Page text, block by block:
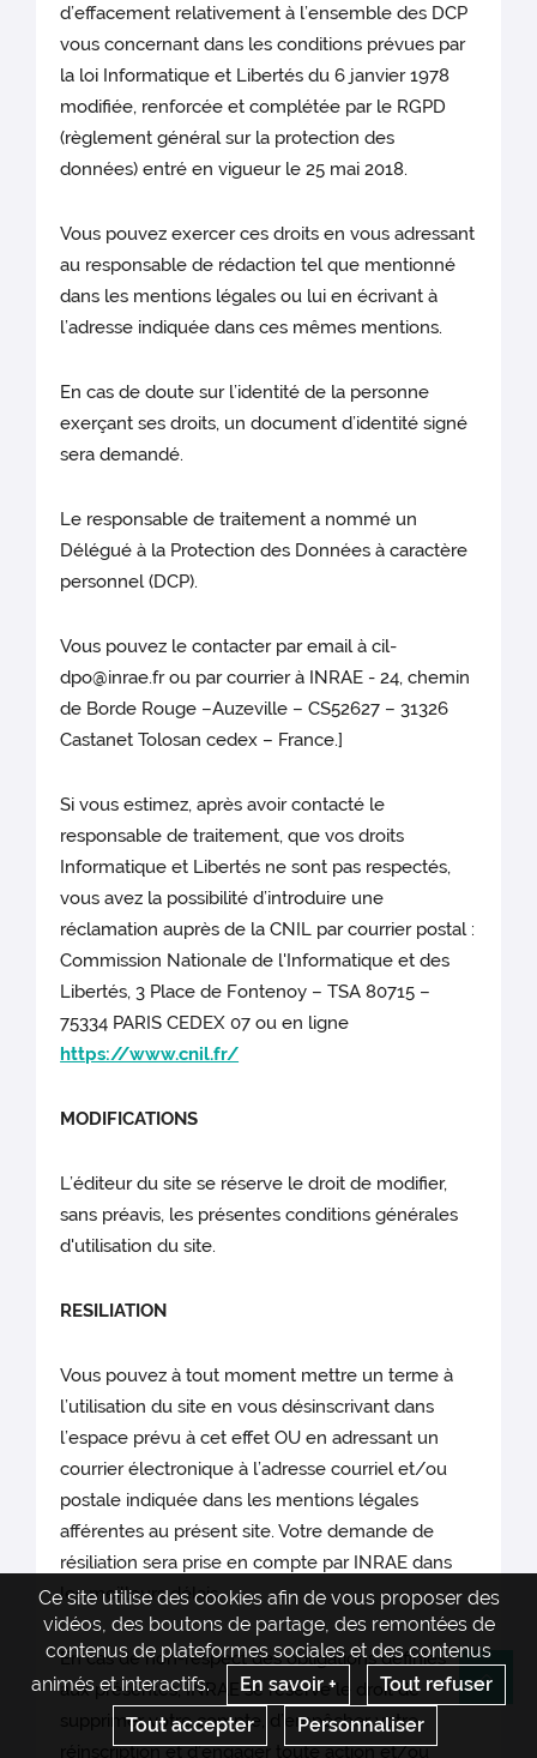
d’effacement relativement à l’ensemble des DCP
vous concernant dans les conditions prévues par
la loi Informatique et Libertés du 6 janvier 1978
modifiée, renforcée et complétée par le RGPD
(règlement général sur la protection des
données) entré en vigueur le 25 mai 2018.
Vous pouvez exercer ces droits en vous adressant
au responsable de rédaction tel que mentionné
dans les mentions légales ou lui en écrivant à
l’adresse indiquée dans ces mêmes mentions.
En cas de doute sur l’identité de la personne
exerçant ses droits, un document d’identité signé
sera demandé.
Le responsable de traitement a nommé un
Délégué à la Protection des Données à caractère
personnel (DCP).
Vous pouvez le contacter par email à cil-
dpo@inrae.fr ou par courrier à INRAE - 24, chemin
de Borde Rouge –Auzeville – CS52627 – 31326
Castanet Tolosan cedex – France.]
Si vous estimez, après avoir contacté le
responsable de traitement, que vos droits
Informatique et Libertés ne sont pas respectés,
vous avez la possibilité d’introduire une
réclamation auprès de la CNIL par courrier postal :
Commission Nationale de l'Informatique et des
Libertés, 3 Place de Fontenoy – TSA 80715 –
75334 PARIS CEDEX 07 ou en ligne
https://www.cnil.fr/
MODIFICATIONS
L’éditeur du sitese réserve le droit de modifier,
sans préavis, les présentes conditions générales
d'utilisation du site.
RESILIATION
Vous pouvez à tout moment mettre un terme à
l’utilisation du site en vous désinscrivant dans
l’espace prévu à cet effet OU en adressant un
courrier électronique à l’adresse courriel et/ou
postale indiquée dans les mentions légales
afférentes au présent site. Votre demande de
résiliation sera prise en compte par INRAE dans
les meilleurs délais.
En cas de non-respect des obligations définies
aux présentes, INRAE se réserve le droit de
supprimer votre compte, d’empêcher votre
réinscription et d’engager toute action et/ou
Ce site utilise des cookies afin de vous proposer des
vidéos, des boutons de partage, des remontées de
contenus de plateformes sociales et des contenus
animés et interactifs.
En savoir +
Tout refuser
Tout accepter
Personnaliser